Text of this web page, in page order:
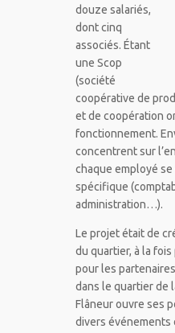
douze salariés,
dont cinq
associés. Étant
une Scop
(société
coopérative de
et de coopération
fonctionnement.
concentrent sur
chaque employé
spécifique
administration…).
Le projet était de
du quartier, à la
pour les
dans le quartier de
Flâneur ouvre ses
divers événements